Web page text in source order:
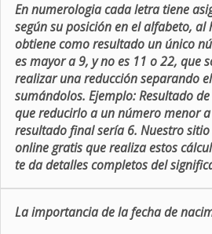
En numerologia cada letra tiene
según su posición en el alfabeto,
obtiene como resultado un único
es mayor a 9, y no es 11 o 22, que
realizar una reducción separando
sumándolos. Ejemplo: Resultado
que reducirlo a un número menor
resultado final sería 6. Nuestro
online gratis que realiza estos
te da detalles completos del
La importancia de la fecha de